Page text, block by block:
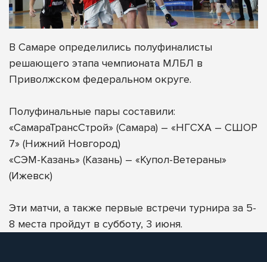
В Самаре определились полуфиналисты
решающего этапа чемпионата МЛБЛ в
Приволжском федеральном округе.
Полуфинальные пары составили:
«СамараТрансСтрой» (Самара) – «НГСХА – СШОР
7» (Нижний Новгород)
«СЭМ-Казань» (Казань) – «Купол-Ветераны»
(Ижевск)
Эти матчи, а также первые встречи турнира за 5-
8 места пройдут в субботу, 3 июня.